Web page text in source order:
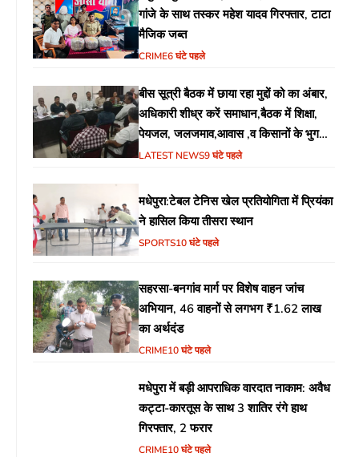
गांजे के साथ तस्कर महेश यादव गिरफ्तार, टाटा
मैजिक जब्त
CRIME6 घंटे पहले
बीस सूत्री बैठक में छाया रहा मुद्दों को का अंबार,
अधिकारी शीध्र करें समाधान,बैठक में शिक्षा,
पेयजल, जलजमाव,आवास ,व किसानों के भुगतान
का उठा मुद्दा
LATEST NEWS9 घंटे पहले
मधेपुरा:टेबल टेनिस खेल प्रतियोगिता में प्रियंका
ने हासिल किया तीसरा स्थान
SPORTS10 घंटे पहले
सहरसा-बनगांव मार्ग पर विशेष वाहन जांच
अभियान, 46 वाहनों से लगभग ₹1.62 लाख
का अर्थदंड
CRIME10 घंटे पहले
मधेपुरा में बड़ी आपराधिक वारदात नाकाम: अवैध
कट्टा-कारतूस के साथ 3 शातिर रंगे हाथ
गिरफ्तार, 2 फरार
CRIME10 घंटे पहले